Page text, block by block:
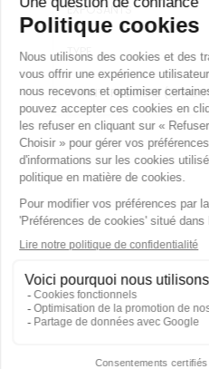
EXPOSANTS
TYPE
AVANT-PREMIÈRE (SI